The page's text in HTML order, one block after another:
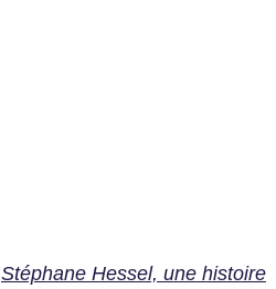
Stéphane Hessel, une histoire